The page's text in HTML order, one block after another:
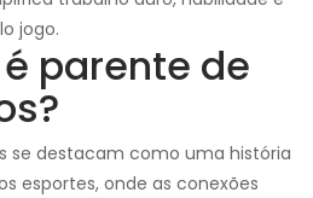
jogo.
parente de
se destacam como uma história
esportes, onde as conexões